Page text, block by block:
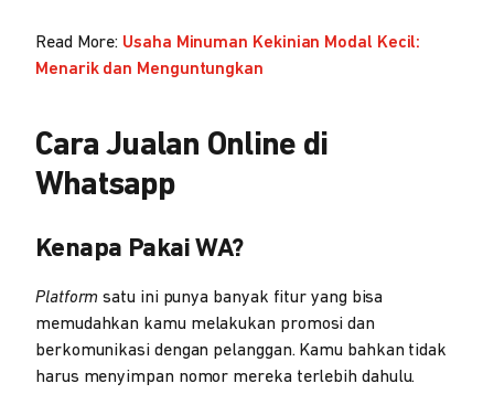
Read More: Usaha Minuman Kekinian Modal Kecil:
Menarik dan Menguntungkan
Cara Jualan Online di
Whatsapp
Kenapa Pakai WA?
Platform satu ini punya banyak fitur yang bisa
memudahkan kamu melakukan promosi dan
berkomunikasi dengan pelanggan. Kamu bahkan tidak
harus menyimpan nomor mereka terlebih dahulu.